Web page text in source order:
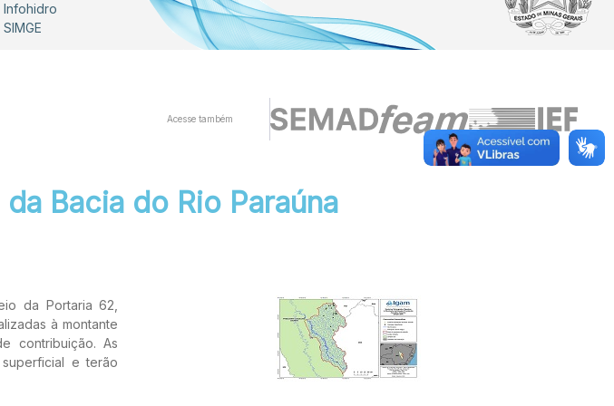
Infohidro
SIMGE
Acesse também
Bacia do Rio Paraúna
da Portaria 62,
à montante
contribuição. As
e terão